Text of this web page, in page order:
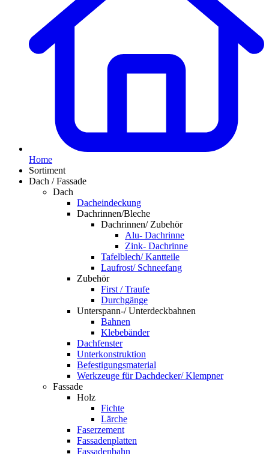
Home
Sortiment
Dach / Fassade
Dach
Dacheindeckung
Dachrinnen/Bleche
Dachrinnen/ Zubehör
Alu- Dachrinne
Zink- Dachrinne
Tafelblech/ Kantteile
Laufrost/ Schneefang
Zubehör
First / Traufe
Durchgänge
Unterspann-/ Unterdeckbahnen
Bahnen
Klebebänder
Dachfenster
Unterkonstruktion
Befestigungsmaterial
Werkzeuge für Dachdecker/ Klempner
Fassade
Holz
Fichte
Lärche
Faserzement
Fassadenplatten
Fassadenbahn